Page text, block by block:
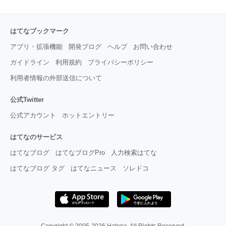
はてなブックマーク
アプリ・拡張機能 開発ブログ ヘルプ お問い合わせ
ガイドライン 利用規約 プライバシーポリシー
利用者情報の外部送信について
公式Twitter
公式アカウント ホットエントリー
はてなのサービス
はてなブログ はてなブログPro 人力検索はてな
はてなブログ タグ はてなニュース ソレドコ